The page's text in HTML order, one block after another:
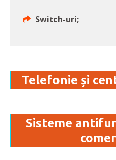
Switch-uri;
Telefonie și
Sisteme